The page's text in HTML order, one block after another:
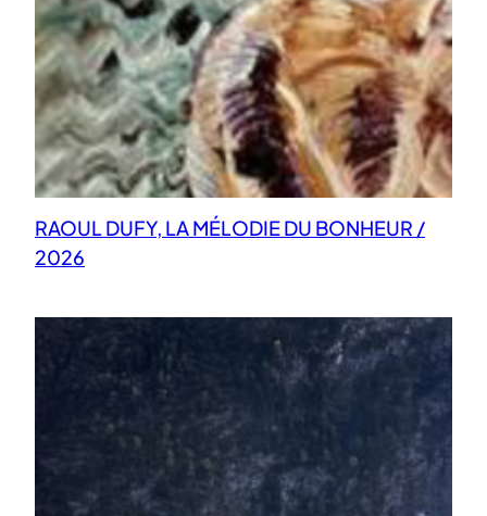
RAOUL DUFY, LA MÉLODIE DU BONHEUR /
2026